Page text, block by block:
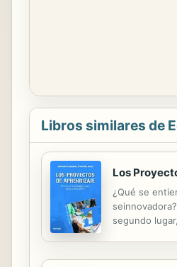
Libros similares de
Los
¿Qué se
segundo